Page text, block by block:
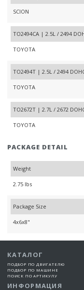
SCION
TO2494CA | 2.5L / 2494
TOYOTA
TO2494T | 2.5L / 2494
TOYOTA
TO2672T | 2.7L / 2672
TOYOTA
PACKAGE DETAIL
Weight
2.75 lbs
Package Size
4x6x8"
КАТАЛОГ
ПОДБОР ПО ДВИГАТЕЛЮ
ПОДБОР ПО МАШИНЕ
ПОИСК ПО АРТИКУЛУ
ИНФОРМАЦИЯ